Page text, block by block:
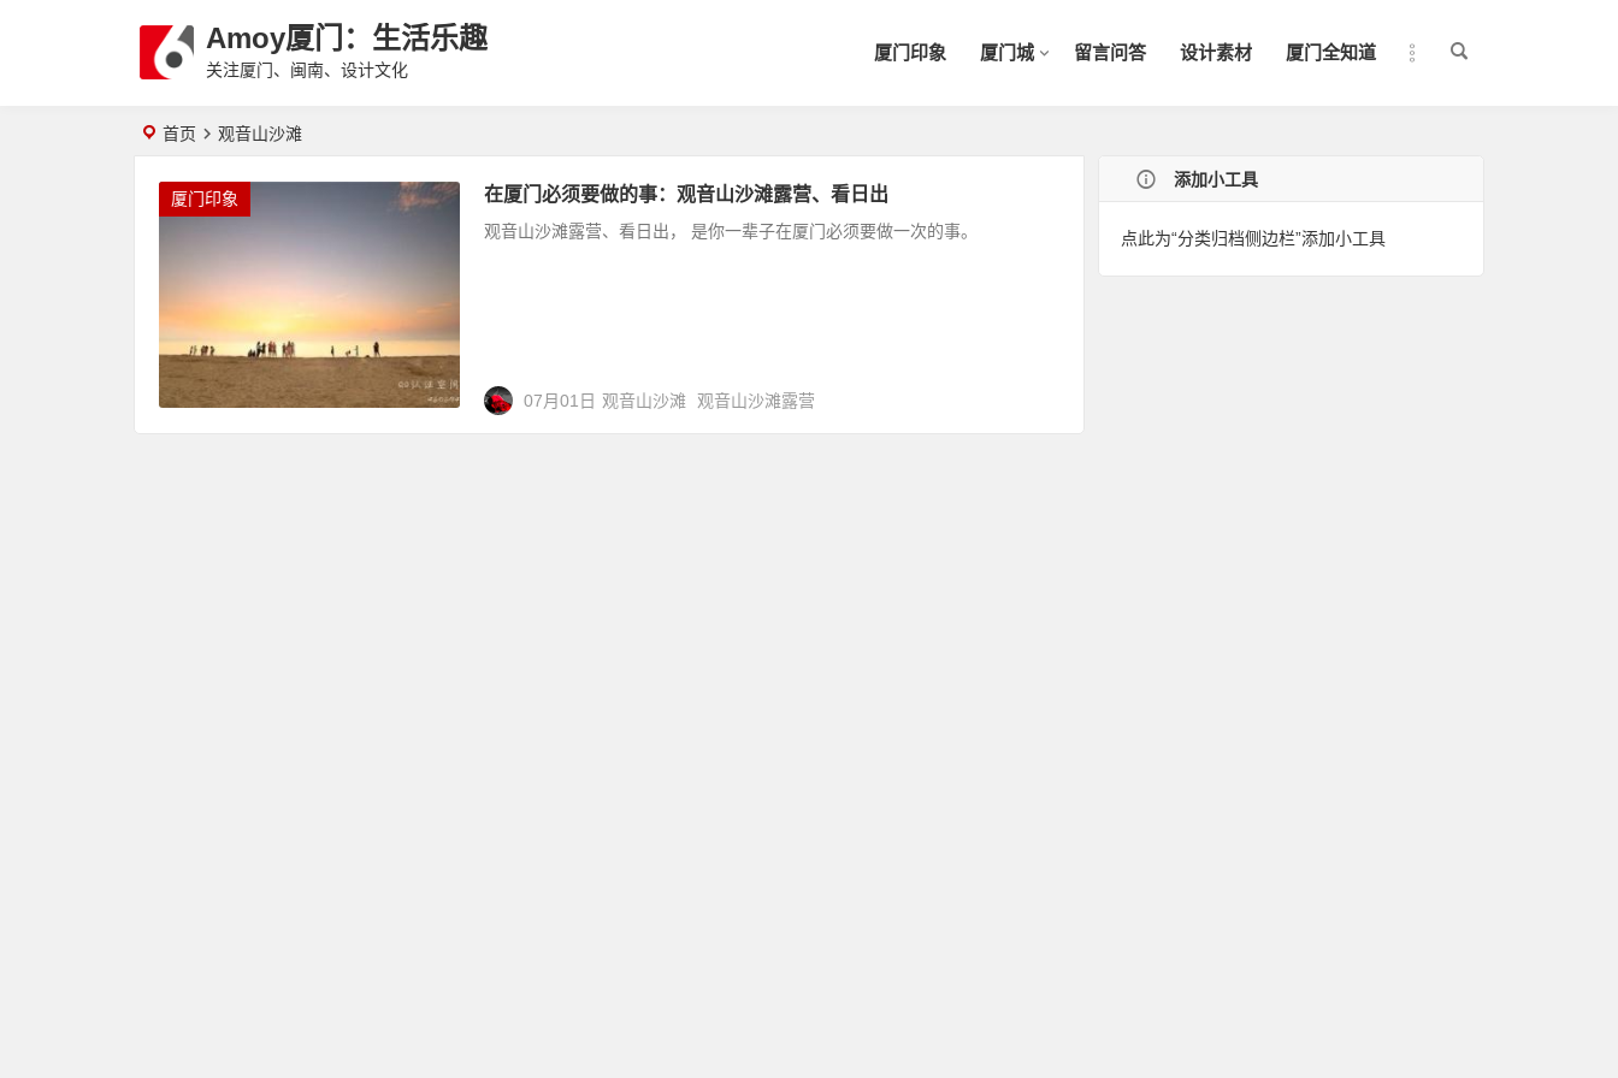
Amoy厦门：生活乐趣
关注厦门、闽南、设计文化
厦门印象 厦门城 留言问答 设计素材 厦门全知道
首页 观音山沙滩
厦门印象 在厦门必须要做的事：观音山沙滩露营、看日出
观音山沙滩露营、看日出， 是你一辈子在厦门必须要做一次的事。
07月01日 观音山沙滩 观音山沙滩露营
添加小工具
点此为“分类归档侧边栏”添加小工具